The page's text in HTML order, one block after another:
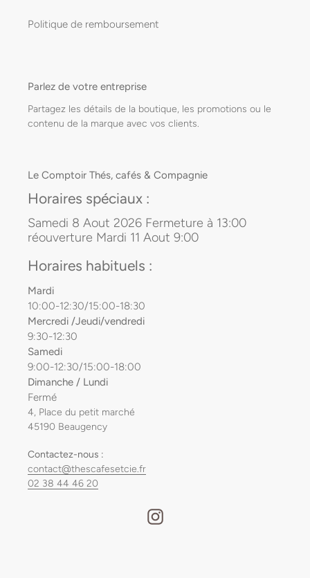
Politique de remboursement
Parlez de votre entreprise
Partagez les détails de la boutique, les promotions ou le
contenu de la marque avec vos clients.
Le Comptoir Thés, cafés & Compagnie
Horaires spéciaux :
Samedi 8 Aout 2026 Fermeture à 13:00
réouverture Mardi 11 Aout 9:00
Horaires habituels :
Mardi
10:00-12:30/15:00-18:30
Mercredi /Jeudi/vendredi
9:30-12:30
Samedi
9:00-12:30/15:00-18:00
Dimanche / Lundi
Fermé
4, Place du petit marché
45190 Beaugency
Contactez-nous :
contact@thescafesetcie.fr
02 38 44 46 20
Instagram